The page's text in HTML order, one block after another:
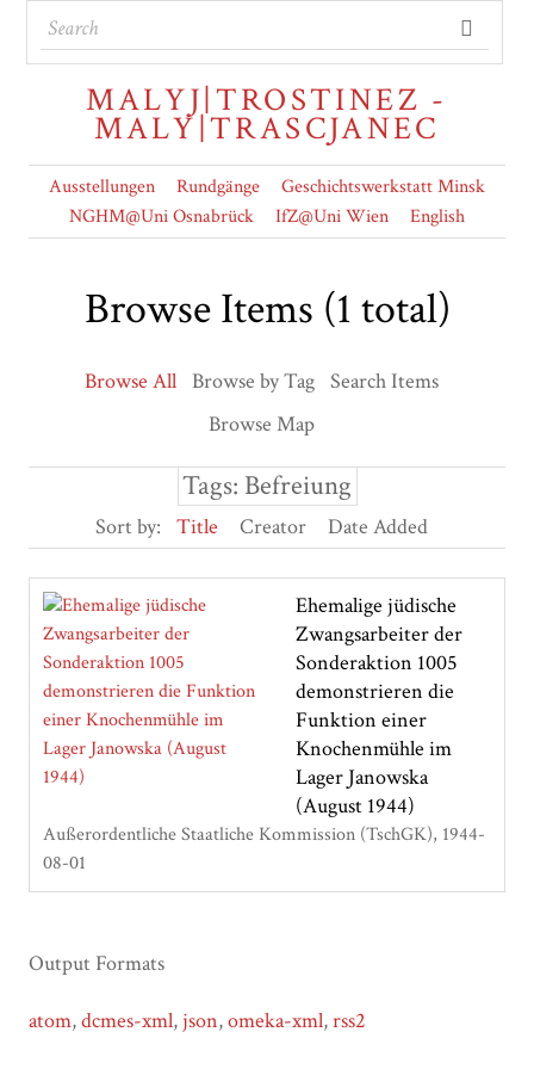
MALYJ|TROSTINEZ -
MALY|TRASCJANEC
Ausstellungen Rundgänge
Geschichtswerkstatt Minsk
NGHM@Uni Osnabrück
IfZ@Uni Wien English
Browse Items (1 total)
Browse All Browse by Tag Search Items
Browse Map
Tags: Befreiung
Sort by: Title Creator Date Added
Ehemalige jüdische
Zwangsarbeiter der
Sonderaktion 1005
demonstrieren die
Funktion einer
Knochenmühle im
Lager Janowska
(August 1944)
Außerordentliche Staatliche Kommission (TschGK) 1944-
08-01
Output Formats
atom,dcmes-xml, json,omeka-xml,rss2